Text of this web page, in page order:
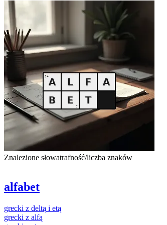
Znalezione słowatrafność/liczba znaków
alfabet
grecki z deltą i etą
grecki z alfą